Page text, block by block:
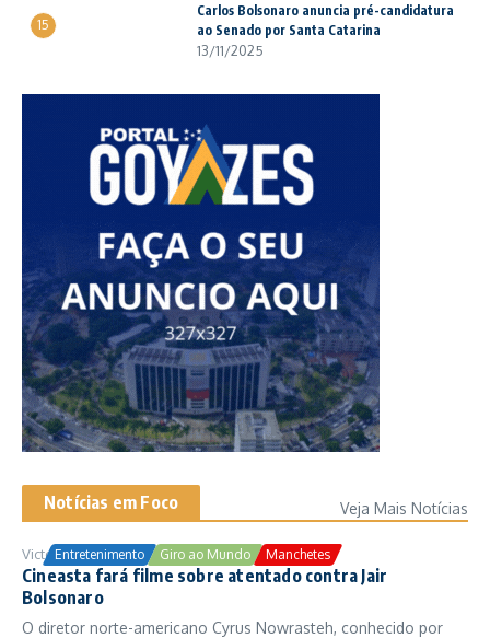
15
Carlos Bolsonaro anuncia pré-candidatura
ao Senado por Santa Catarina
13/11/2025
Notícias em Foco Veja Mais Notícias
Entretenimento Giro ao Mundo Manchetes
Victor Samuel 24/10/2025
Cineasta fará filme sobre atentado contra Jair
Bolsonaro
O diretor norte-americano Cyrus Nowrasteh, conhecido por